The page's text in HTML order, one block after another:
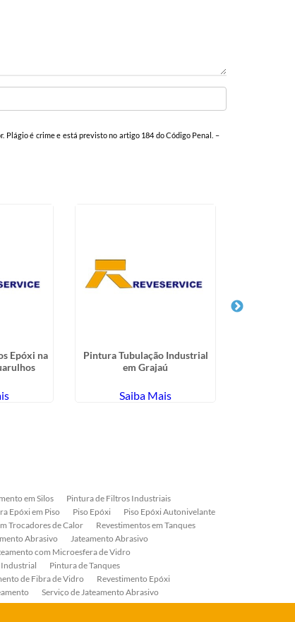
Plágio é crime e está previsto no artigo 184 do Código Penal. –
Epóxi na
Pintura Tubulação Industrial
em Grajaú
Saiba Mais
em Silos
Pintura de Filtros Industriais
Epóxi em Piso Piso Epóxi
Piso Epóxi Autonivelante
Trocadores de Calor
Revestimentos em Tanques
Abrasivo
Jateamento Abrasivo
com Microesfera de Vidro
Industrial
Pintura de Tanques
de Fibra de Vidro
Revestimento Epóxi
Serviço de Jateamento Abrasivo
Serviço de Pintura de Válvulas